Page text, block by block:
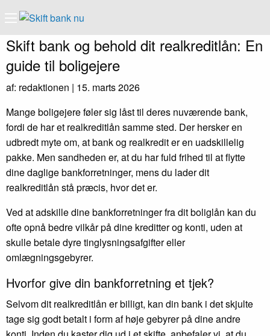
Skift bank og behold dit realkreditlån: En
guide til boligejere
af: redaktionen | 15. marts 2026
Mange boligejere føler sig låst til deres nuværende bank,
fordi de har et realkreditlån samme sted. Der hersker en
udbredt myte om, at bank og realkredit er en uadskillelig
pakke. Men sandheden er, at du har fuld frihed til at flytte
dine daglige bankforretninger, mens du lader dit
realkreditlån stå præcis, hvor det er.
Ved at adskille dine bankforretninger fra dit boliglån kan du
ofte opnå bedre vilkår på dine kreditter og konti, uden at
skulle betale dyre tinglysningsafgifter eller
omlægningsgebyrer.
Hvorfor give din bankforretning et tjek?
Selvom dit realkreditlån er billigt, kan din bank i det skjulte
tage sig godt betalt i form af høje gebyrer på dine andre